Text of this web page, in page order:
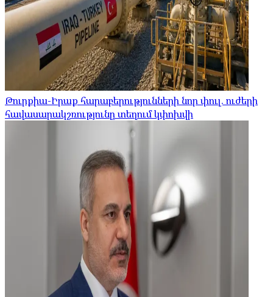
Թուրքիա-Իրաք հարաբերությունների նոր փուլ. ուժերի
հավասարակշռությունը տեղում կփոխվի